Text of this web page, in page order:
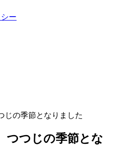
ー
じの季節となりました
つつじの季節とな